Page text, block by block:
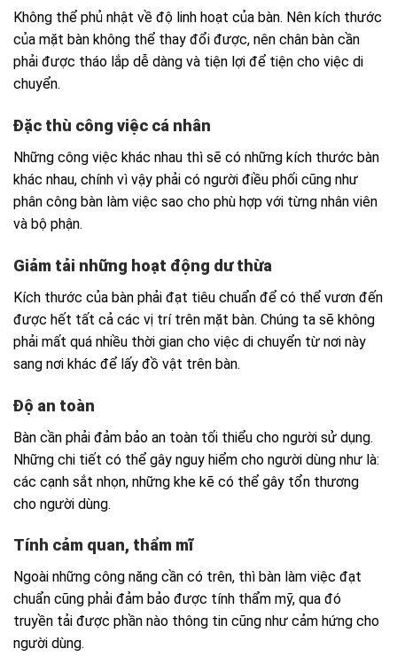
Không thể phủ nhật về độ linh hoạt của bàn. Nên kích thước
của mặt bàn không thể thay đổi được, nên chân bàn cần
phải được tháo lắp dễ dàng và tiện lợi để tiện cho việc di
chuyển.
Đặc thù công việc cá nhân
Những công việc khác nhau thì sẽ có những kích thước bàn
khác nhau, chính vì vậy phải có người điều phối cũng như
phân công bàn làm việc sao cho phù hợp với từng nhân viên
và bộ phận.
Giảm tải những hoạt động dư thừa
Kích thước của bàn phải đạt tiêu chuẩn để có thể vươn đến
được hết tất cả các vị trí trên mặt bàn. Chúng ta sẽ không
phải mất quá nhiều thời gian cho việc di chuyển từ nơi này
sang nơi khác để lấy đồ vật trên bàn.
Độ an toàn
Bàn cần phải đảm bảo an toàn tối thiểu cho người sử dụng.
Những chi tiết có thể gây nguy hiểm cho người dùng như là:
các cạnh sắt nhọn, những khe kẽ có thể gây tổn thương
cho người dùng.
Tính cảm quan, thẩm mĩ
Ngoài những công năng cần có trên, thì bàn làm việc đạt
chuẩn cũng phải đảm bảo được tính thẩm mỹ, qua đó
truyền tải được phần nào thông tin cũng như cảm hứng cho
người dùng.